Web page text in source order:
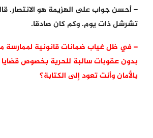
– أحسن جواب على الهزيمة هو الانتصار.
تشرشل ذات يوم. وكم كان صادقا.
– في ظل غياب ضمانات قانونية لممارسة
بدون عقوبات سالبة للحرية بخصوص
بالأمان وأنت تعود إلى الكتابة؟